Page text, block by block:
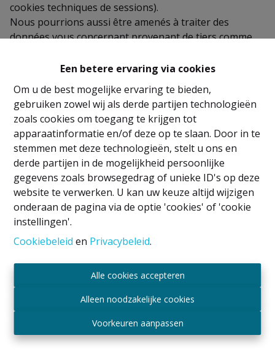
Een betere ervaring via cookies
Om u de best mogelijke ervaring te bieden,
gebruiken zowel wij als derde partijen technologieën
zoals cookies om toegang te krijgen tot
apparaatinformatie en/of deze op te slaan. Door in te
stemmen met deze technologieën, stelt u ons en
derde partijen in de mogelijkheid persoonlijke
gegevens zoals browsegedrag of unieke ID's op deze
website te verwerken. U kan uw keuze altijd wijzigen
onderaan de pagina via de optie 'cookies' of 'cookie
instellingen'.
Cookiebeleid en Privacybeleid.
Alle cookies accepteren
Alleen noodzakelijke cookies
Voorkeuren aanpassen
cookies techniques de sessions).
Nous pourrions aussi être amenés à traiter des
données vous concernant provenant de tiers comme
sociaux, ...). Celles-ci nous sont uniquement
mis à disposition sur leur site respectif. Pour autant
que vous ayez marqué votre accord, votre adresse
email pourra être utilisée par l’agence aux fins
précisées ci-dessus.
Les informations ne servent qu’à un usage interne et
ne seront en conséquence jamais vendues à d'autres
personnes physiques ou morales liées ou pas à notre
société. Mais ces données seront communiquées, à la
demande des autorités judiciaires ou des services de
police, sans l'autorisation préalable de leur titulaire.
Nous avons mis en place des mesures de sécurité
l'altération des informations reçues sur notre site.
Tous nos employés ayant accès à vos données ont un
devoir de confidentialité stricte.
Vous disposez à tout moment du droit d'accès et de
rectification à ces données ainsi que du droit
d'opposition, afin de vérifier leur exactitude et de faire